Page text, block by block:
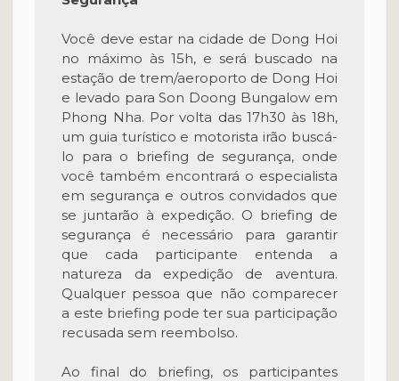
Você deve estar na cidade de Dong Hoi
no máximo às 15h, e será buscado na
estação de trem/aeroporto de Dong Hoi
e levado para Son Doong Bungalow em
Phong Nha. Por volta das 17h30 às 18h,
um guia turístico e motorista irão buscá-
lo para o briefing de segurança, onde
você também encontrará o especialista
em segurança e outros convidados que
se juntarão à expedição. O briefing de
segurança é necessário para garantir
que cada participante entenda a
natureza da expedição de aventura.
Qualquer pessoa que não comparecer
a este briefing pode ter sua participação
recusada sem reembolso.
Ao final do briefing, os participantes